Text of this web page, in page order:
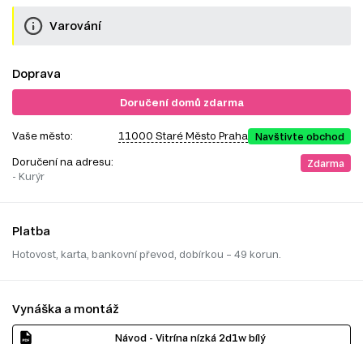
Varování
Doprava
Doručení domů zdarma
Vaše město: 11000 Staré Město Praha Navštivte obchod
Doručení na adresu:
- Kurýr
Zdarma
Platba
Hotovost, karta, bankovní převod, dobírkou – 49 korun.
Vynáška a montáž
Návod - Vitrína nízká 2d1w bílý